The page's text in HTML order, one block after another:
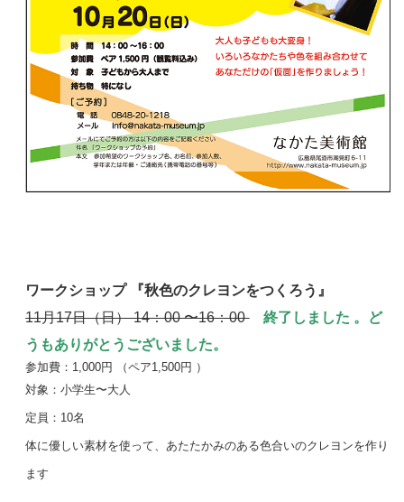
ワークショップ 『秋色のクレヨンをつくろう』
11月17日（日） 14：00 〜16：00
終了しました 。ど
うもありがとうございました。
参加費：1,000円 （ペア1,500円 ）
対象：小学生〜大人
定員：10名
体に優しい素材を使って、あたたかみのある色合いのクレヨンを作り
ます